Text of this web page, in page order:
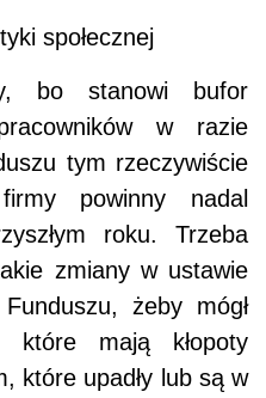
społecznej
bo stanowi bufor
w razie
tym rzeczywiście
powinny nadal
roku. Trzeba
zmiany w ustawie
żeby mógł
które mają kłopoty
które upadły lub są w